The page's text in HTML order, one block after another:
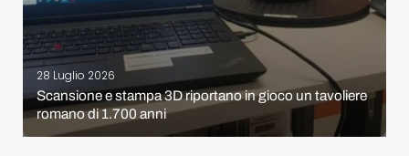
28 Luglio 2026
Scansione e stampa 3D riportano in gioco un tavoliere
romano di 1.700 anni